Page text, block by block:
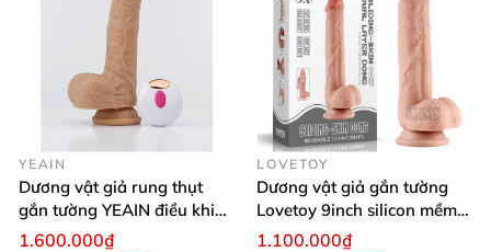
YEAIN
Dương vật giả rung thụt
gắn tường YEAIN điều khiển
từ xa tỏa nhiệt
1.600.000₫
LOVETOY
Dương vật giả gắn tường
Lovetoy 9inch silicon mềm
mại tiện lợi
1.100.000₫